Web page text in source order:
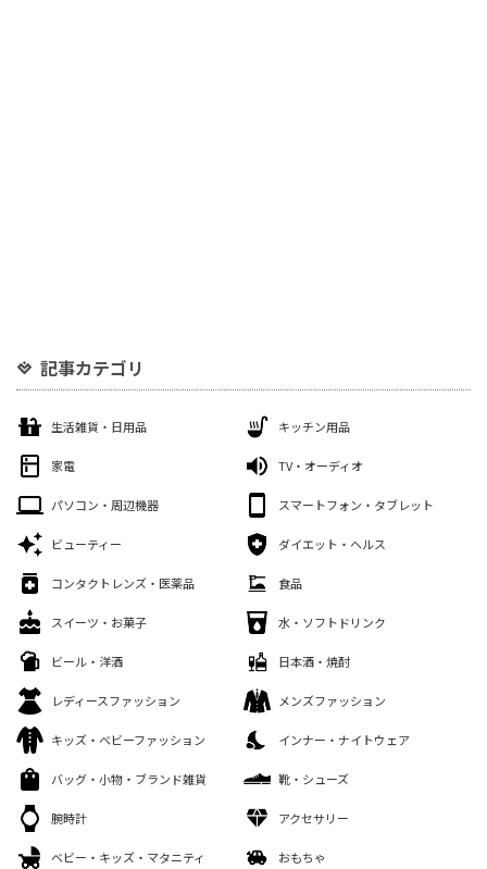
記事カテゴリ
生活雑貨・日用品 キッチン用品
家電 TV・オーディオ
パソコン・周辺機器 スマートフォン・タブレット
ビューティー ダイエット・ヘルス
コンタクトレンズ・医薬品 食品
スイーツ・お菓子 水・ソフトドリンク
ビール・洋酒 日本酒・焼酎
レディースファッション メンズファッション
キッズ・ベビーファッション インナー・ナイトウェア
バッグ・小物・ブランド雑貨 靴・シューズ
腕時計 アクセサリー
ベビー・キッズ・マタニティ おもちゃ